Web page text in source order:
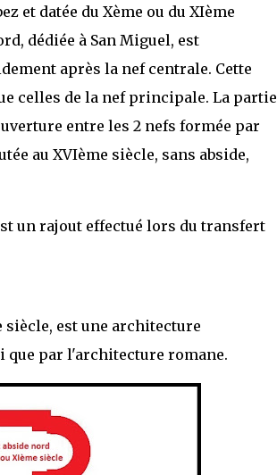
et datée du Xème ou du XIème
dédiée à San Miguel, est
après la nef centrale. Cette
celles de la nef principale. La partie
entre les 2 nefs formée par
au XVIème siècle, sans abside,
un rajout effectué lors du transfert
siècle, est une architecture
par l'architecture romane.